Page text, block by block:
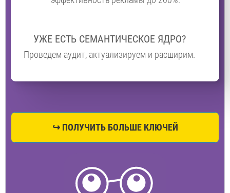
УЖЕ ЕСТЬ СЕМАНТИЧЕСКОЕ ЯДРО?
Проведем аудит, актуализируем и расширим.
↪ ПОЛУЧИТЬ БОЛЬШЕ КЛЮЧЕЙ